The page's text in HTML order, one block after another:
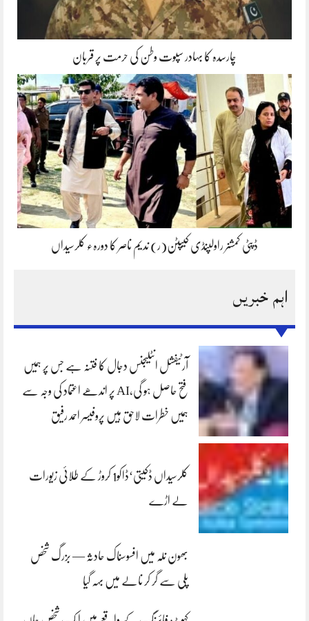
چارسدہ کا بہادر سپوت وطن کی حرمت پر قربان
ڈپٹی کمشنر راولپنڈی کیپٹن(ر) ندیم ناصر کا دورہء کلرسیداں
اہم خبریں
آرٹیفشل انٹلیجنس دجال کا فتنہ ہے جس پر ہمیں
فتح حاصل ہو گی،AI پر اندھے اعتماد کی وجہ سے
ہمیں خطرات لاحق ہیں پروفیسر احمد رفیق
کلرسیداں ڈکیتی‘ڈاکو1 کروڑ کے طلائی زیورات
لے اڑے
بھون نلہ میں افسوسناک حادثہ — بزرگ شخص
پلی سے گر کر نالے میں بہہ گیا